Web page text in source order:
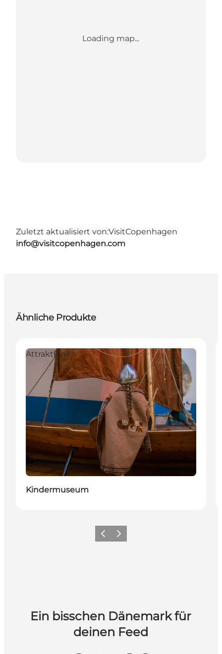
Loading map...
Zuletzt aktualisiert von:VisitCopenhagen
info@visitcopenhagen.com
Ähnliche Produkte
Attraktionen
Kindermuseum
ZurückWeiter
Ein bisschen Dänemark für
deinen Feed